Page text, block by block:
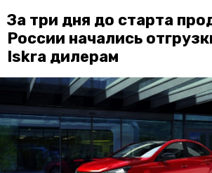
За три дня до старта
России начались
Iskra дилерам